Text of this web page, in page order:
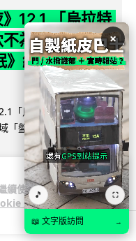
續使用
政
12.1 「烏拉特
為提高世界首
》縮短約 10 分
「烏拉特克的詛咒」將
「盤蛇島」、地城「毒牙
×
🎵 ⛶
📖 文字版訪問 →